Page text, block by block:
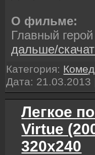
О фильме:
Главный
дальше/
Категория:
Дата: 21.03.2013
Легкое
Virtue
320х240